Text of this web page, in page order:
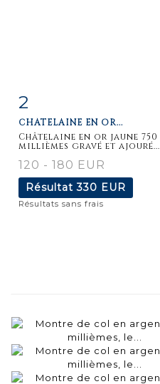
détaillée
2
CHÂTELAINE EN OR...
Châtelaine en or jaune 750
millièmes gravé et ajouré...
120 - 180 EUR
Résultat330 EUR
Résultats sans frais